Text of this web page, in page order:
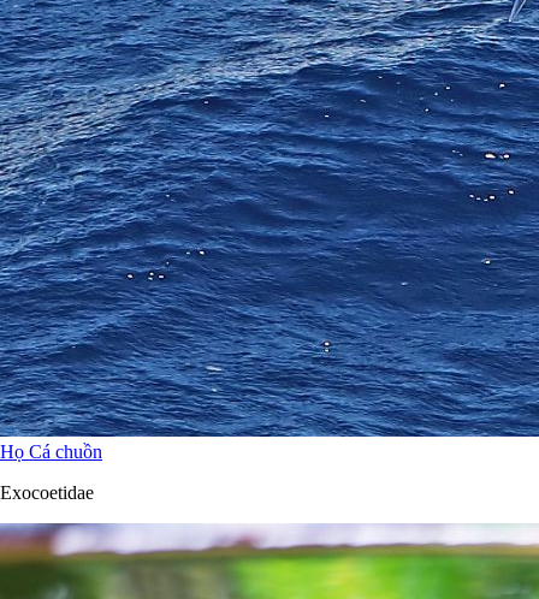
Họ Cá chuồn
Exocoetidae